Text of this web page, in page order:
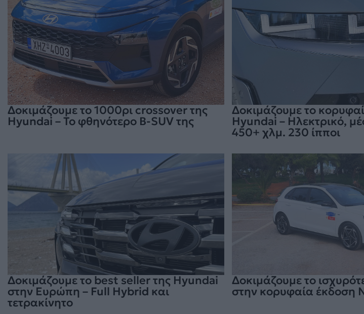
Δοκιμάζουμε το 1000ρι crossover της
Hyundai – Το φθηνότερο B-SUV της
Δοκιμάζουμε το
Hyundai – Ηλεκτρικό,
450+ χλμ. 230 ίπποι
Δοκιμάζουμε το best seller της Hyundai
στην Ευρώπη – Full Hybrid και
τετρακίνητο
Δοκιμάζουμε το
στην κορυφαία έκδοση